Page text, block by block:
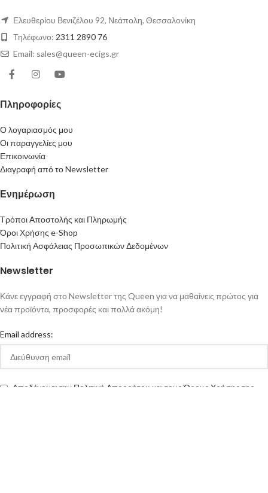
Ελευθερίου Βενιζέλου 92, Νεάπολη, Θεσσαλονίκη
Τηλέφωνο: 2311 2890 76
Email: sales@queen-ecigs.gr
Πληροφορίες
Ο λογαριασμός μου
Οι παραγγελίες μου
Επικοινωνία
Διαγραφή από το Newsletter
Ενημέρωση
Τρόποι Αποστολής και Πληρωμής
Όροι Χρήσης e-Shop
Πολιτική Ασφάλειας Προσωπικών Δεδομένων
Newsletter
Κάνε εγγραφή στο Newsletter της Queen για να μαθαίνεις πρώτος για
νέα προϊόντα, προσφορές και πολλά ακόμη!
Email address:
Αποδέχομαι την Πολιτική Απορρήτου και τους Όρους Χρήσης της